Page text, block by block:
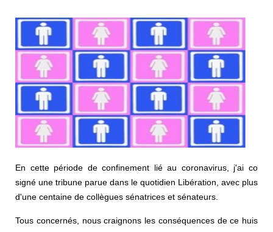
En cette période de confinement lié au coronavirus, j'ai co
signé une tribune parue dans le quotidien Libération, avec plus
d'une centaine de collègues sénatrices et sénateurs.
Tous concernés, nous craignons les conséquences de ce huis